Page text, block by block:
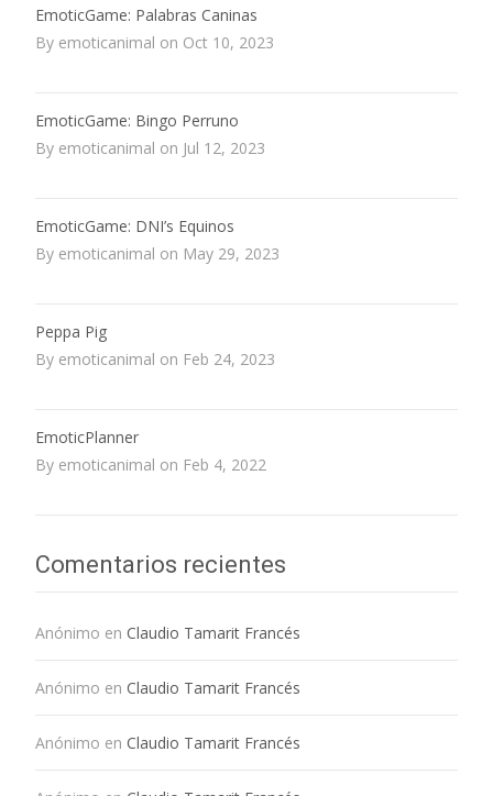
EmoticGame: Palabras Caninas
By emoticanimal on Oct 10, 2023
EmoticGame: Bingo Perruno
By emoticanimal on Jul 12, 2023
EmoticGame: DNI’s Equinos
By emoticanimal on May 29, 2023
Peppa Pig
By emoticanimal on Feb 24, 2023
EmoticPlanner
By emoticanimal on Feb 4, 2022
Comentarios recientes
Anónimo en Claudio Tamarit Francés
Anónimo en Claudio Tamarit Francés
Anónimo en Claudio Tamarit Francés